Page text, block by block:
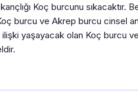
Koç burcunu
burcu ve Akrep burcu cinsel
yaşayacak olan Koç burcu